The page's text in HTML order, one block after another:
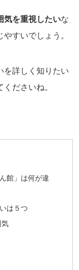
気を重視したいな
やすいでしょう。
を詳しく知りたい
ださいね。
館」は何が違
は５つ